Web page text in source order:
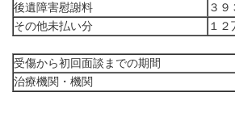
後遺障害慰謝料
３９
その他未払い分
１２
受傷から初回面談までの期間
治療機関・機関